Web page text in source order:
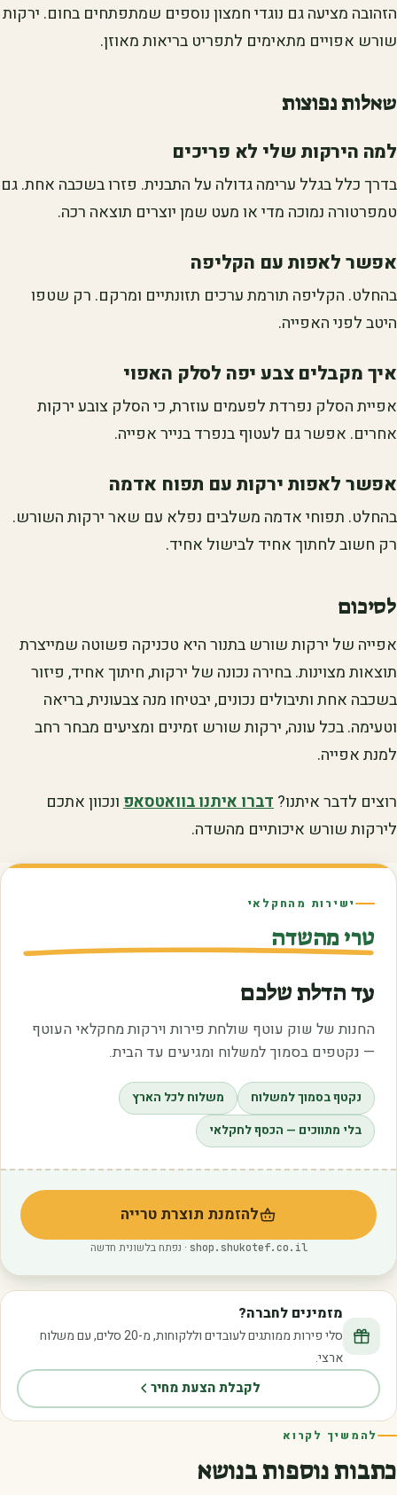
הזהובה מציעה גם נוגדי חמצון נוספים שמתפתחים בחום. ירקות
שורש אפויים מתאימים לתפריט בריאות מאוזן.
שאלות נפוצות
למה הירקות שלי לא פריכים
בדרך כלל בגלל ערימה גדולה על התבנית. פזרו בשכבה אחת. גם
טמפרטורה נמוכה מדי או מעט שמן יוצרים תוצאה רכה.
אפשר לאפות עם הקליפה
בהחלט. הקליפה תורמת ערכים תזונתיים ומרקם. רק שטפו
היטב לפני האפייה.
איך מקבלים צבע יפה לסלק האפוי
אפיית הסלק נפרדת לפעמים עוזרת, כי הסלק צובע ירקות
אחרים. אפשר גם לעטוף בנפרד בנייר אפייה.
אפשר לאפות ירקות עם תפוח אדמה
בהחלט. תפוחי אדמה משלבים נפלא עם שאר ירקות השורש.
רק חשוב לחתוך אחיד לבישול אחיד.
לסיכום
אפייה של ירקות שורש בתנור היא טכניקה פשוטה שמייצרת
תוצאות מצוינות. בחירה נכונה של ירקות, חיתוך אחיד, פיזור
בשכבה אחת ותיבולים נכונים, יבטיחו מנה צבעונית, בריאה
וטעימה. בכל עונה, ירקות שורש זמינים ומציעים מבחר רחב
למנת אפייה.
רוצים לדבר איתנו?דברו איתנו בוואטסאפונכוון אתכם
לירקות שורש איכותיים מהשדה.
ישירות מהחקלאי
טרי מהשדה
עד הדלת שלכם
החנות של שוק עוטף שולחת פירות וירקות מחקלאי העוטף
— נקטפים בסמוך למשלוח ומגיעים עד הבית.
נקטף בסמוך למשלוח
משלוח לכל הארץ
בלי מתווכים — הכסף לחקלאי
להזמנת תוצרת טרייה
(נפתח בלשונית חדשה)
shop.shukotef.co.il · נפתח בלשונית חדשה
מזמינים לחברה?
סלי פירות ממותגים לעובדים וללקוחות, מ-20 סלים, עם משלוח
ארצי.
לקבלת הצעת מחיר
להמשיך לקרוא
כתבות נוספות בנושא